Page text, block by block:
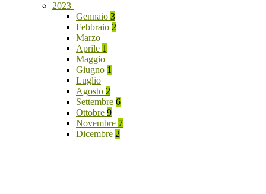
2023
Gennaio 3
Febbraio 2
Marzo
Aprile 1
Maggio
Giugno 1
Luglio
Agosto 2
Settembre 6
Ottobre 9
Novembre 7
Dicembre 2